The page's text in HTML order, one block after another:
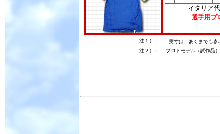
イタリア
選手用プ
（注１）：
実寸は、あくまでも参
（注２）：
プロトモデル（試作品